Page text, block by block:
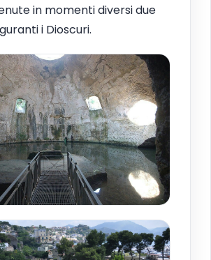
in momenti diversi due
i Dioscuri.